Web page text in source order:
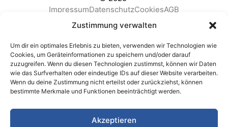
Zustimmung verwalten
Um dir ein optimales Erlebnis zu bieten, verwenden wir Technologien wie
Cookies, um Geräteinformationen zu speichern und/oder darauf
zuzugreifen. Wenn du diesen Technologien zustimmst, können wir Daten
wie das Surfverhalten oder eindeutige IDs auf dieser Website verarbeiten.
Wenn du deine Zustimmung nicht erteilst oder zurückziehst, können
bestimmte Merkmale und Funktionen beeinträchtigt werden.
Akzeptieren
ImpressumDatenschutzCookiesAGB
Facebook
Instagram
BELIEBTE KATEGORIEN
Berichte & Analysen Business
Einkauf & Beschaffung
Gesundheit & Vorsorge